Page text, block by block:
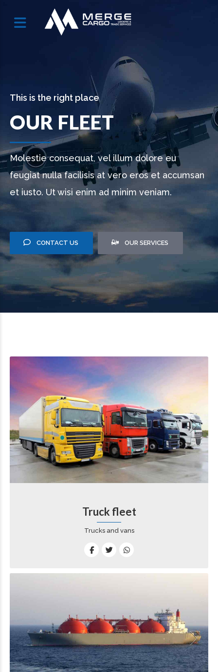
This is the right place
OUR FLEET
Molestie consequat, vel illum dolore eu
feugiat nulla facilisis at vero eros et accumsan
et iusto. Ut wisi enim ad minim veniam.
CONTACT US OUR SERVICES
Truck fleet
Trucks and vans